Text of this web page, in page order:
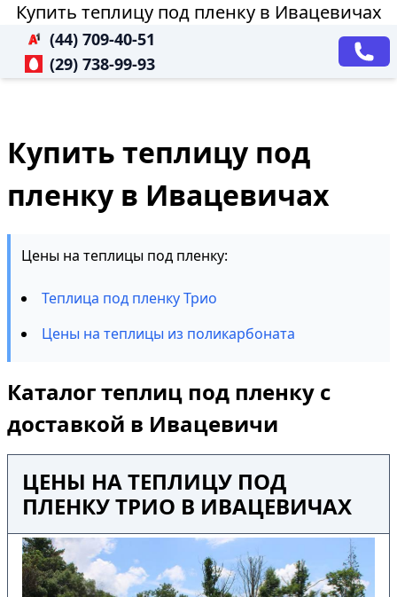
Купить теплицу под пленку в Ивацевичах
(44) 709-40-51
(29) 738-99-93
Купить теплицу под
пленку в Ивацевичах
Цены на теплицы под пленку:
Теплица под пленку Трио
Цены на теплицы из поликарбоната
Каталог теплиц под пленку с
доставкой в Ивацевичи
ЦЕНЫ НА ТЕПЛИЦУ ПОД
ПЛЕНКУ ТРИО В ИВАЦЕВИЧАХ